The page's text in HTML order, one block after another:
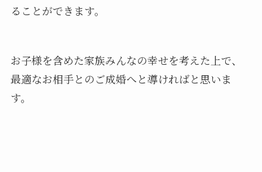
ることができます。
お子様を含めた家族みんなの幸せを考えた上で、
最適なお相手とのご成婚へと導ければと思いま
す。